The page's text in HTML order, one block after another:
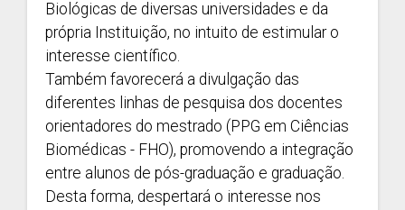
Biológicas de diversas universidades e da
própria Instituição, no intuito de estimular o
interesse científico.
Também favorecerá a divulgação das
diferentes linhas de pesquisa dos docentes
orientadores do mestrado (PPG em Ciências
Biomédicas - FHO), promovendo a integração
entre alunos de pós-graduação e graduação.
Desta forma, despertará o interesse nos